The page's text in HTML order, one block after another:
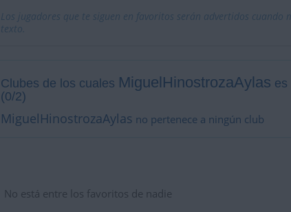
Los jugadores que te siguen en favoritos serán advertidos cuando
texto.
Clubes de los cuales MiguelHinostrozaAylas es
(0/2)
MiguelHinostrozaAylas no pertenece a ningún club
No está entre los favoritos de nadie